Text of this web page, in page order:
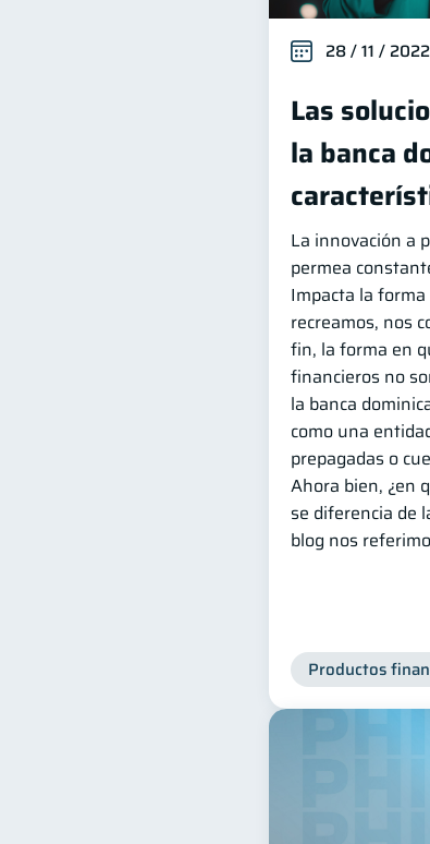
28 / 11 / 2022
Las
la banca
La innovación a
permea
Impacta la
recreamos, nos
fin, la forma en
financieros no
la banca
como una
prepagadas o
Ahora bien, ¿en
se diferencia de
blog nos
Productos